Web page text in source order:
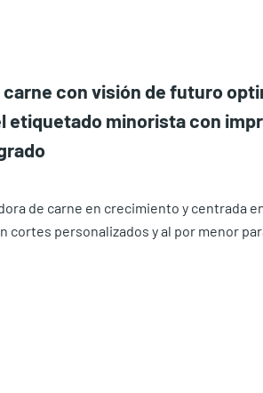
con visión de futuro
etiquetado minorista con
de carne en crecimiento y centrada
cortes personalizados y al por menor